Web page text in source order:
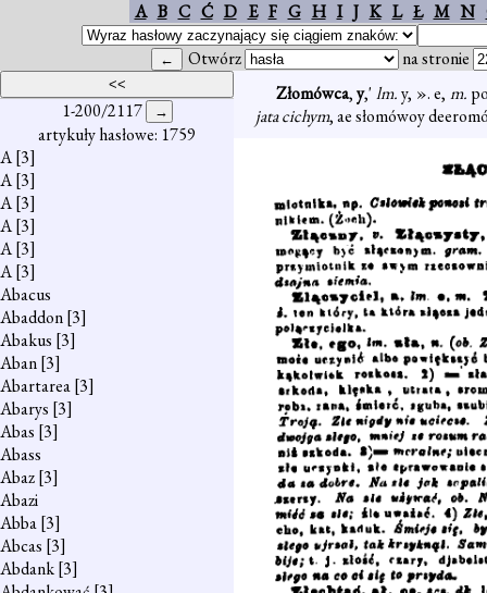
A B C Ć D E F G H I J K L Ł M N
Otwórz na stronie
1-200/2117
artykuły hasłowe: 1759
A[3]
A[3]
A[3]
A[3]
A[3]
A[3]
Abacus
Abaddon[3]
Abakus [3]
Aban[3]
Abartarea[3]
Abarys [3]
Abas [3]
Abass
Abaz[3]
Abazi
Abba[3]
Abcas [3]
Abdank[3]
Złomówca,y,' lm.y, ». e, m.
jata cichym, ae słomówoy